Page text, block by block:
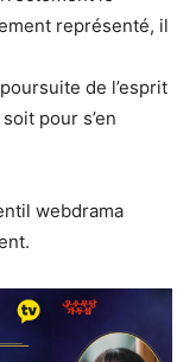
représenté, il
de l’esprit
pour s’en
webdrama